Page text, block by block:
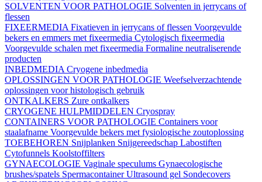
SOLVENTEN VOOR PATHOLOGIE Solventen in jerrycans of
flessen
FIXEERMEDIA Fixatieven in jerrycans of flessen Voorgevulde
bekers en emmers met fixeermedia Cytologisch fixeermedia
Voorgevulde schalen met fixeermedia Formaline neutraliserende
producten
INBEDMEDIA Cryogene inbedmedia
OPLOSSINGEN VOOR PATHOLOGIE Weefselverzachtende
oplossingen voor histologisch gebruik
ONTKALKERS Zure ontkalkers
CRYOGENE HULPMIDDELEN Cryospray
CONTAINERS VOOR PATHOLOGIE Containers voor
staalafname Voorgevulde bekers met fysiologische zoutoplossing
TOEBEHOREN Snijplanken Snijgereedschap Labostiften
Cytofunnels Koolstoffilters
GYNAECOLOGIE Vaginale speculums Gynaecologische
brushes/spatels SpermacontainerUltrasound gel Sondecovers